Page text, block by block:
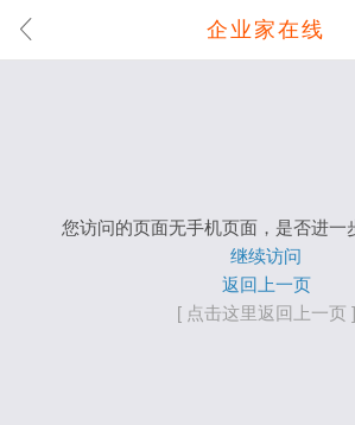
企业家在线
您访问的页面无手机页面，是否进一
继续访问
返回上一页
[ 点击这里返回上一页 ]